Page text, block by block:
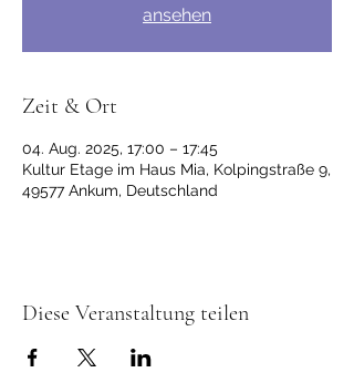
ansehen
Zeit & Ort
04. Aug. 2025, 17:00 – 17:45
Kultur Etage im Haus Mia, Kolpingstraße 9,
49577 Ankum, Deutschland
Diese Veranstaltung teilen